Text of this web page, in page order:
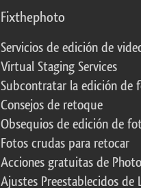
Fixthephoto
Servicios de edición de
Virtual Staging Services
Subcontratar la edición de
Consejos de retoque
Obsequios de edición de
Fotos crudas para retocar
Acciones gratuitas de
Ajustes Preestablecidos de